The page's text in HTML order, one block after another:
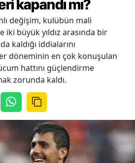
kapandı mı?
değişim, kulübün mali
iki büyük yıldız arasında bir
kaldığı iddialarını
döneminin en çok konuşulan
hattını güçlendirme
zorunda kaldı.